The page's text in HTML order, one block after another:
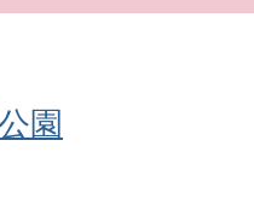
園